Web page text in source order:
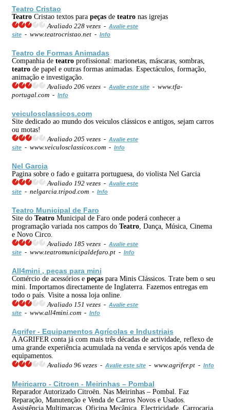
Teatro Cristao
Teatro Cristao textos para peças de teatro nas igrejas
Avaliado 228 vezes - Avalie este
site - www.teatrocristao.net - Info
Teatro de Formas Animadas
Companhia de teatro profissional: marionetas, máscaras, sombras,
teatro de papel e outras formas animadas. Espectáculos, formação,
animação e investigação.
Avaliado 206 vezes - Avalie este site - www.tfa-
portugal.com - Info
veiculosclassicos.com
Site dedicado ao mundo dos veiculos clássicos e antigos, sejam carros
ou motas!
Avaliado 205 vezes - Avalie este
site - www.veiculosclassicos.com - Info
Nel Garcia
Pagina sobre o fado e guitarra portuguesa, do violista Nel Garcia
Avaliado 192 vezes - Avalie este
site - nelgarcia.tripod.com - Info
Teatro Municipal de Faro
Site do Teatro Municipal de Faro onde poderá conhecer a
programação variada nos campos do Teatro , Dança, Música, Cinema
e Novo Circo.
Avaliado 185 vezes - Avalie este
site - www.teatromunicipaldefaro.pt - Info
All4mini , peças para mini
Comércio de acessórios e peças para Minis Clássicos. Trate bem o seu
mini. Importamos directamente de Inglaterra. Fazemos entregas em
todo o país. Visite a nossa loja online.
Avaliado 151 vezes - Avalie este
site - www.all4mini.com - Info
Agrifer - Equipamentos Agrícolas e Industriais
A AGRIFER conta já com mais três décadas de actividade, reflexo de
uma grande experiência acumulada na venda e serviços após venda de
equipamentos.
Avaliado 96 vezes - Avalie este site - www.agrifer.pt - Info
Meiricarro - Citroen - Meirinhas – Pombal
Reparador Autorizado Citroën. Nas Meirinhas – Pombal. Faz
Reparação, Manutenção e Venda de Carros Novos e Usados.
Assistência Multimarcas. Oficina Mecânica, Electricidade, Carroçaria,